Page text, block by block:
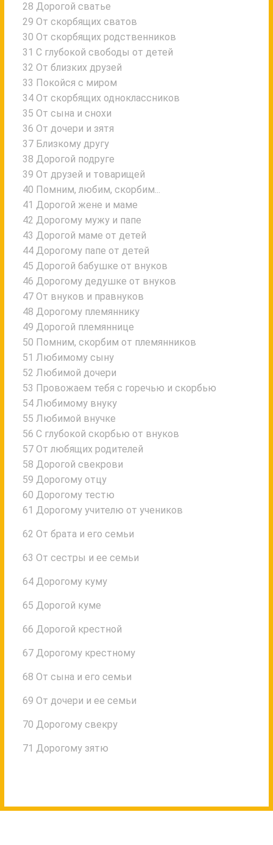
28 Дорогой сватье
29 От скорбящих сватов
30 От скорбящих родственников
31 С глубокой свободы от детей
32 От близких друзей
33 Покойся с миром
34 От cкорбящих одноклассников
35 От сына и снохи
36 От дочери и зятя
37 Близкому другу
38 Дорогой подруге
39 От друзей и товарищей
40 Помним, любим, скорбим...
41 Дорогой жене и маме
42 Дорогому мужу и папе
43 Дорогой маме от детей
44 Дорогому папе от детей
45 Дорогой бабушке от внуков
46 Дорогому дедушке от внуков
47 От внуков и правнуков
48 Дорогому племяннику
49 Дорогой племяннице
50 Помним, скорбим от племянников
51 Любимому сыну
52 Любимой дочери
53 Провожаем тебя с горечью и скорбью
54 Любимому внуку
55 Любимой внучке
56 С глубокой скорбью от внуков
57 От любящих родителей
58 Дорогой свекрови
59 Дорогому отцу
60 Дорогому тестю
61 Дорогому учителю от учеников
62 От брата и его семьи
63 От сестры и ее семьи
64 Дорогому куму
65 Дорогой куме
66 Дорогой крестной
67 Дорогому крестному
68 От сына и его семьи
69 От дочери и ее семьи
70 Дорогому свекру
71 Дорогому зятю